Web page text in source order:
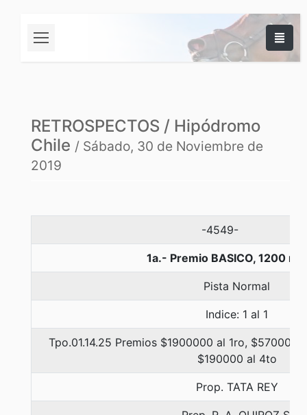
RETROSPECTOS / Hipódromo
Chile / Sábado, 30 de Noviembre de
2019
-4549-
1a.- Premio BASICO, 1200
Pista Normal
Indice: 1 al 1
Tpo.01.14.25 Premios $1900000 al 1ro,
$190000 al 4to
Prop. TATA REY